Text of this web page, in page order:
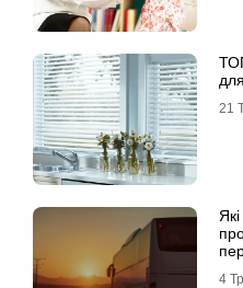
21
4